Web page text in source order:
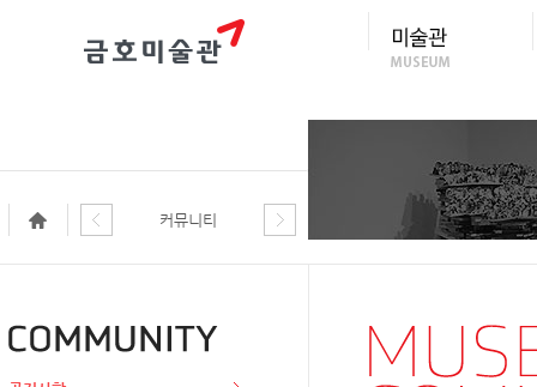
커뮤니티